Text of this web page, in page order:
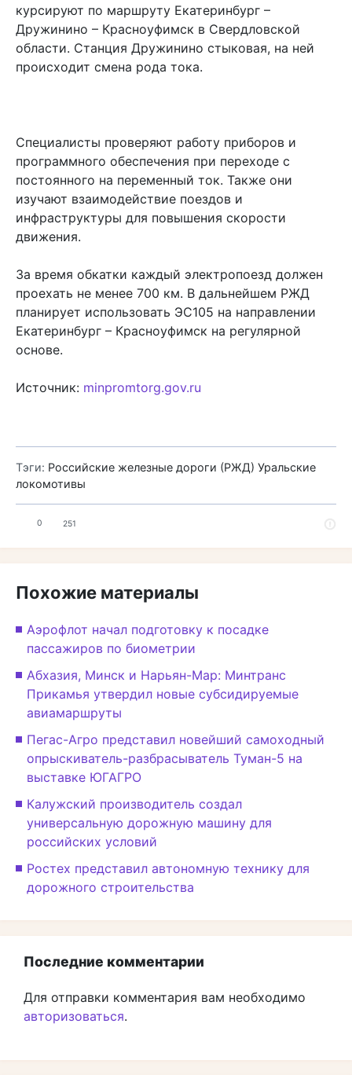
курсируют по маршруту Екатеринбург –
Дружинино – Красноуфимск в Свердловской
области. Станция Дружинино стыковая, на ней
происходит смена рода тока.
Специалисты проверяют работу приборов и
программного обеспечения при переходе с
постоянного на переменный ток. Также они
изучают взаимодействие поездов и
инфраструктуры для повышения скорости
движения.
За время обкатки каждый электропоезд должен
проехать не менее 700 км. В дальнейшем РЖД
планирует использовать ЭС105 на направлении
Екатеринбург – Красноуфимск на регулярной
основе.
Источник: minpromtorg.gov.ru
Тэги: Российские железные дороги (РЖД) Уральские
локомотивы
0 251
Похожие материалы
Аэрофлот начал подготовку к посадке
пассажиров по биометрии
Абхазия, Минск и Нарьян-Мар: Минтранс
Прикамья утвердил новые субсидируемые
авиамаршруты
Пегас-Агро представил новейший самоходный
опрыскиватель-разбрасыватель Туман-5 на
выставке ЮГАГРО
Калужский производитель создал
универсальную дорожную машину для
российских условий
Ростех представил автономную технику для
дорожного строительства
Последние комментарии
Для отправки комментария вам необходимо
авторизоваться.